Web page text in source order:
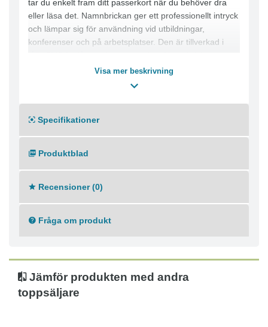
tar du enkelt fram ditt passerkort när du behöver dra
eller läsa det. Namnbrickan ger ett professionellt intryck
och lämpar sig för användning vid utbildningar,
konferenser och på arbetsplatser. Den är tillverkad i
levereras med tomma insticksetiketter som kan
anpassas efter dina krav. Jojon säkrar namnbrickan och
- Hållbar konstruktion i PVC
- Genomskinlig design
- Mått: 60 x 90 mm
Visa mer beskrivning
Specifikationer
Produktblad
Recensioner (0)
Fråga om produkt
Jämför produkten med andra
toppsäljare